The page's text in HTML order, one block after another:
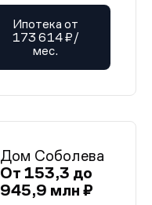
Ипотека от
173 614 ₽/
мес.
Дом Соболева
От 153,3 до
945,9 млн ₽